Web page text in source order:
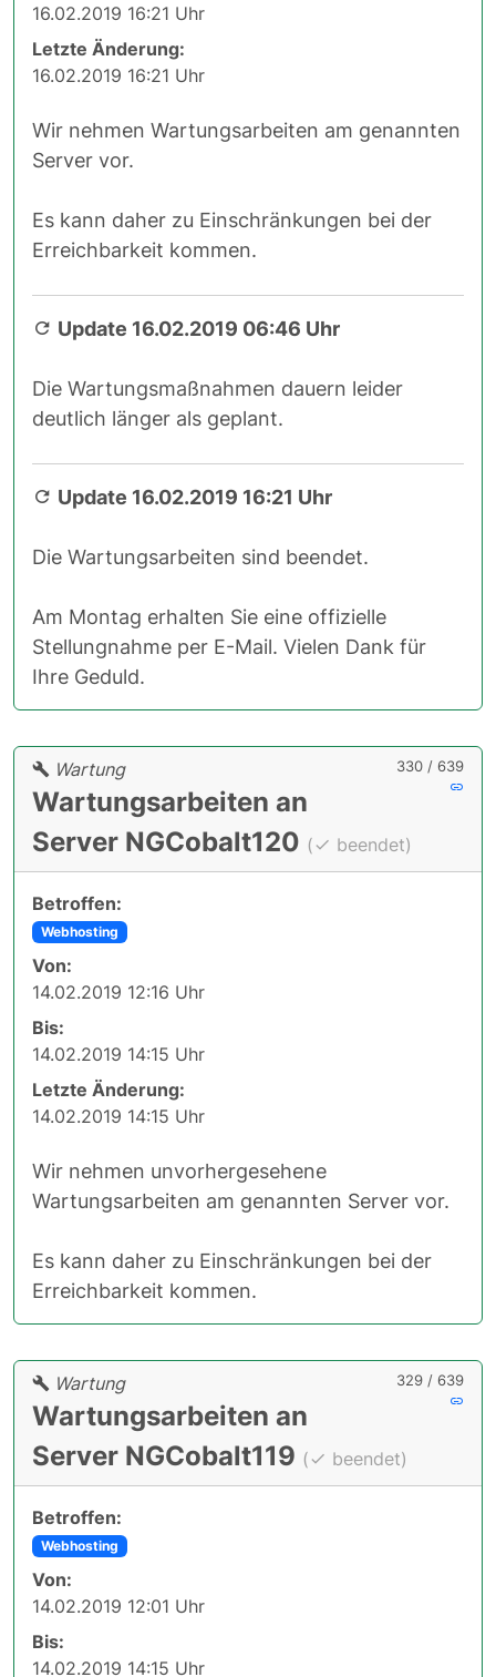
16.02.2019 16:21 Uhr
Letzte Änderung:
16.02.2019 16:21 Uhr
Wir nehmen Wartungsarbeiten am genannten
Server vor.
Es kann daher zu Einschränkungen bei der
Erreichbarkeit kommen.
Update 16.02.2019 06:46 Uhr
Die Wartungsmaßnahmen dauern leider
deutlich länger als geplant.
Update 16.02.2019 16:21 Uhr
Die Wartungsarbeiten sind beendet.
Am Montag erhalten Sie eine offizielle
Stellungnahme per E-Mail. Vielen Dank für
Ihre Geduld.
330 / 639
Wartung
Wartungsarbeiten an
Server NGCobalt120 ( beendet)
Betroffen:
Webhosting
Von:
14.02.2019 12:16 Uhr
Bis:
14.02.2019 14:15 Uhr
Letzte Änderung:
14.02.2019 14:15 Uhr
Wir nehmen unvorhergesehene
Wartungsarbeiten am genannten Server vor.
Es kann daher zu Einschränkungen bei der
Erreichbarkeit kommen.
329 / 639
Wartung
Wartungsarbeiten an
Server NGCobalt119 ( beendet)
Betroffen:
Webhosting
Von:
14.02.2019 12:01 Uhr
Bis:
14.02.2019 14:15 Uhr